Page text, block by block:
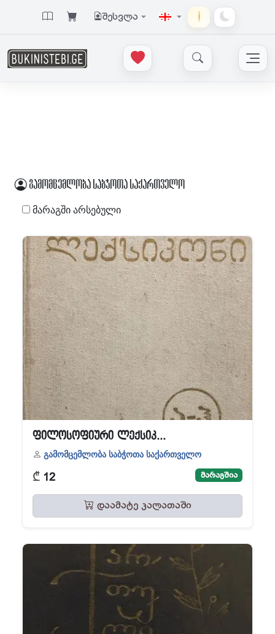
შესვლა
გამომცემლობა საბჭოთა საქართველო
მარაგში არსებული
ფილოსოფიური ლექსიკ...
გამომცემლობა საბჭოთა საქართველო
₾ 12 მარაგშია
დაამატე კალათაში